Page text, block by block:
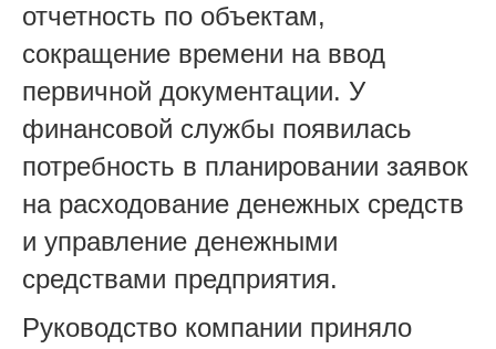
отчетность по объектам,
сокращение времени на ввод
первичной документации. У
финансовой службы появилась
потребность в планировании заявок
на расходование денежных средств
и управление денежными
средствами предприятия.
Руководство компании приняло